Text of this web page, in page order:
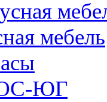
мебель
ЮГ